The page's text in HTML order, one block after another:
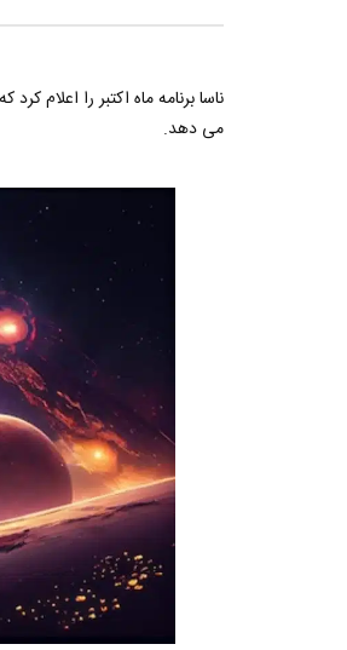
ناسا برنامه ماه اکتبر را اعلام
می دهد.